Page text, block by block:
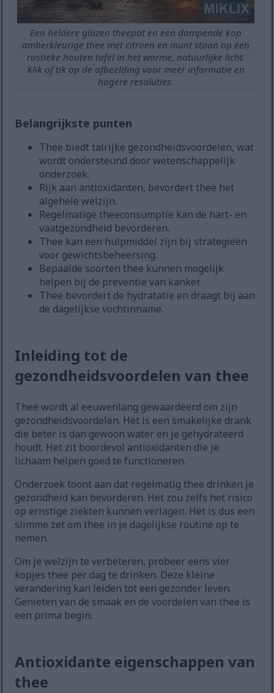
Een heldere glazen theepot en een dampende kop
amberkleurige thee met citroen en munt staan op een
rustieke houten tafel in het warme, natuurlijke licht.
Klik of tik op de afbeelding voor meer informatie en
hogere resoluties.
Belangrijkste punten
Thee biedt talrijke gezondheidsvoordelen, wat
wordt ondersteund door wetenschappelijk
onderzoek.
Rijk aan antioxidanten, bevordert thee het
algehele welzijn.
Regelmatige theeconsumptie kan de hart- en
vaatgezondheid bevorderen.
Thee kan een hulpmiddel zijn bij strategieën
voor gewichtsbeheersing.
Bepaalde soorten thee kunnen mogelijk
helpen bij de preventie van kanker.
Thee bevordert de hydratatie en draagt bij aan
de dagelijkse vochtinname.
Inleiding tot de
gezondheidsvoordelen van thee
Thee wordt al eeuwenlang gewaardeerd om zijn
gezondheidsvoordelen. Het is een smakelijke drank
die beter is dan gewoon water en je gehydrateerd
houdt. Het zit boordevol antioxidanten die je
lichaam helpen goed te functioneren.
Onderzoek toont aan dat regelmatig thee drinken je
gezondheid kan bevorderen. Het zou zelfs het risico
op ernstige ziekten kunnen verlagen. Het is dus een
slimme zet om thee in je dagelijkse routine op te
nemen.
Om je welzijn te verbeteren, probeer eens vier
kopjes thee per dag te drinken. Deze kleine
verandering kan leiden tot een gezonder leven.
Genieten van de smaak en de voordelen van thee is
een prima begin.
Antioxidante eigenschappen van
thee